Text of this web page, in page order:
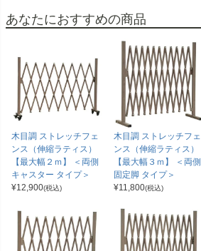
あなたにおすすめの商品
木目調 ストレッチフェ
ンス（伸縮ラティス）
【最大幅２ｍ】 ＜両側
キャスター タイプ＞
¥12,900(税込)
木目調 ストレッチフェ
ンス（伸縮ラティス）
【最大幅３ｍ】 ＜両側
固定脚 タイプ＞
¥11,800(税込)